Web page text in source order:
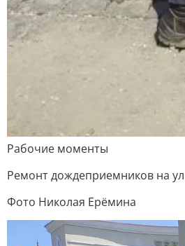
Рабочие моменты
Ремонт дождеприемников на
Фото Николая Ерёмина